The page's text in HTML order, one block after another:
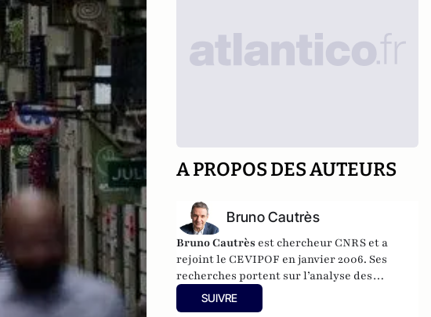
A PROPOS DES AUTEURS
Bruno Cautrès
Bruno Cautrès est chercheur CNRS et a
rejoint le CEVIPOF en janvier 2006. Ses
recherches portent sur l’analyse des
comportements et des attitudes politiques.
Au cours des années récentes, il a participé à
SUIVRE